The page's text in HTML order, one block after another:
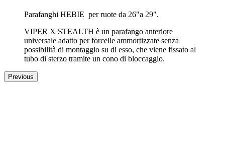
Parafanghi HEBIE per ruote da 26"a 29".
VIPER X STEALTH è un parafango anteriore
universale adatto per forcelle ammortizzate senza
possibilità di montaggio su di esso, che viene fissato al
tubo di sterzo tramite un cono di bloccaggio.
Previous